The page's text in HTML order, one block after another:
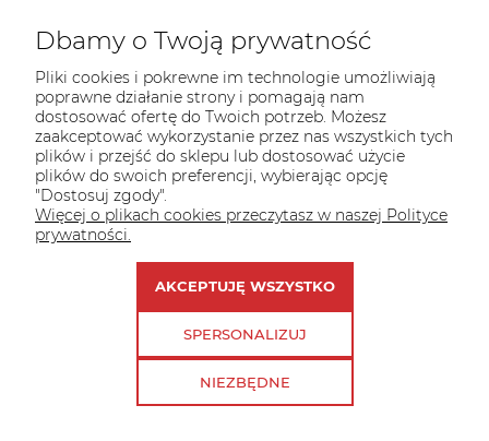
Dbamy o Twoją prywatność
Pliki cookies i pokrewne im technologie umożliwiają
poprawne działanie strony i pomagają nam
dostosować ofertę do Twoich potrzeb. Możesz
zaakceptować wykorzystanie przez nas wszystkich tych
plików i przejść do sklepu lub dostosować użycie
plików do swoich preferencji, wybierając opcję
"Dostosuj zgody".
Więcej o plikach cookies przeczytasz w naszej Polityce
prywatności.
NIEZBĘDNE
SPERSONALIZUJ
AKCEPTUJĘ WSZYSTKO